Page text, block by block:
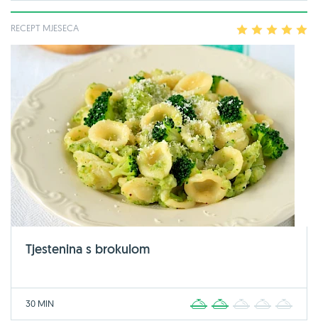
RECEPT MJESECA 2 3 4
Tjestenina s brokulom
30 MIN 2 3 4